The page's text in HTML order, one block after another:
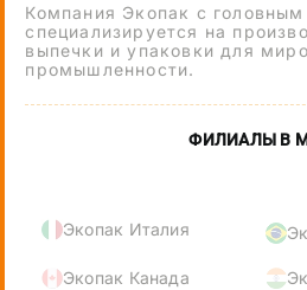
Компания Экопак с
специализируется на
выпечки и упаковки для
промышленности.
ФИЛИАЛЫ В
Экопак Италия
Экопак Канада